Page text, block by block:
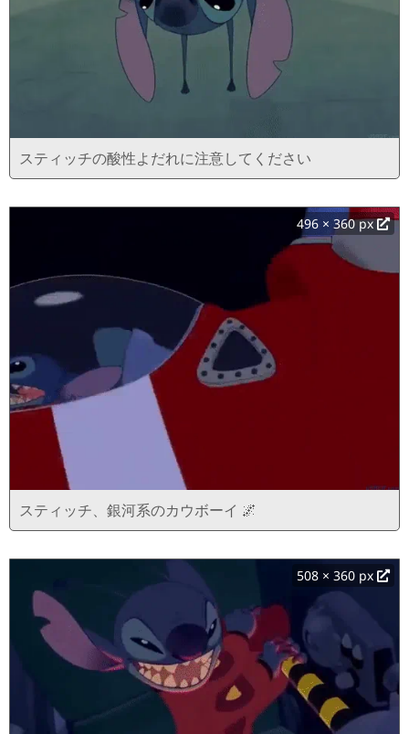
スティッチの酸性よだれに注意してください
496 × 360 px
スティッチ、銀河系のカウボーイ 🌌
508 × 360 px